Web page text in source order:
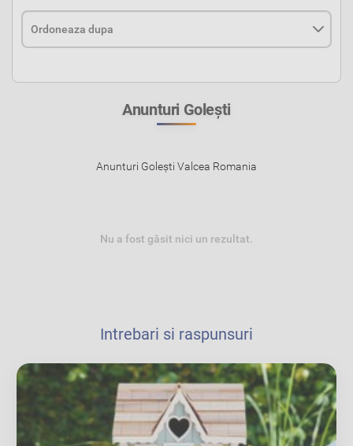
Anunturi Goleşti
Anunturi Goleşti Valcea Romania
Nu a fost găsit nici un rezultat.
Intrebari si raspunsuri